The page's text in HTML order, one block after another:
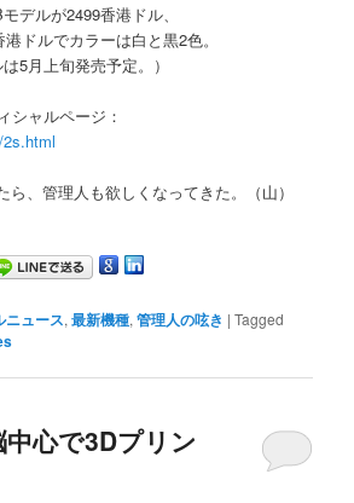
デルが2499香港ドル、
ドルでカラーは白と黒2色。
5月上旬発売予定。）
シャルページ：
ら、管理人も欲しくなってきた。（山）
ニュース,最新機種,管理人の呟き |Tagged
心で3Dプリン